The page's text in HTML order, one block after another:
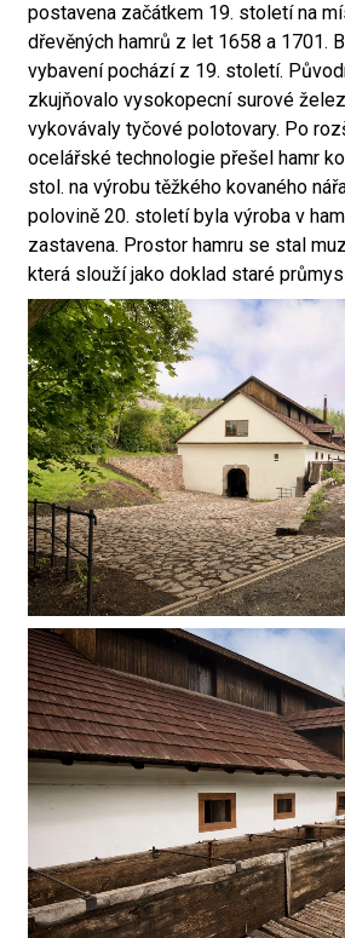
postavena začátkem 19. století na
dřevěných hamrů z let 1658 a 1701.
vybavení pochází z 19. století.
zkujňovalo vysokopecní surové
vykovávaly tyčové polotovary. Po
ocelářské technologie přešel hamr
stol. na výrobu těžkého kovaného
polovině 20. století byla výroba v
zastavena. Prostor hamru se stal
která slouží jako doklad staré